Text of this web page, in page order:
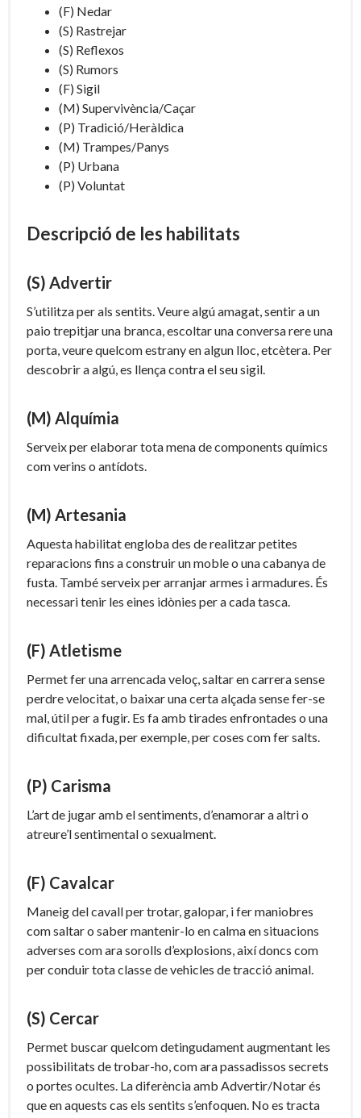
(F) Nedar
(S) Rastrejar
(S) Reflexos
(S) Rumors
(F) Sigil
(M) Supervivència/Caçar
(P) Tradició/Heràldica
(M) Trampes/Panys
(P) Urbana
(P) Voluntat
Descripció de les habilitats
(S) Advertir
S’utilitza per als sentits. Veure algú amagat, sentir a un
paio trepitjar una branca, escoltar una conversa rere una
porta, veure quelcom estrany en algun lloc, etcètera. Per
descobrir a algú, es llença contra el seu sigil.
(M) Alquímia
Serveix per elaborar tota mena de components químics
com verins o antídots.
(M) Artesania
Aquesta habilitat engloba des de realitzar petites
reparacions fins a construir un moble o una cabanya de
fusta. També serveix per arranjar armes i armadures. És
necessari tenir les eines idònies per a cada tasca.
(F) Atletisme
Permet fer una arrencada veloç, saltar en carrera sense
perdre velocitat, o baixar una certa alçada sense fer-se
mal, útil per a fugir. Es fa amb tirades enfrontades o una
dificultat fixada, per exemple, per coses com fer salts.
(P) Carisma
L’art de jugar amb el sentiments, d’enamorar a altri o
atreure’l sentimental o sexualment.
(F) Cavalcar
Maneig del cavall per trotar, galopar, i fer maniobres
com saltar o saber mantenir-lo en calma en situacions
adverses com ara sorolls d’explosions, així doncs com
per conduir tota classe de vehicles de tracció animal.
(S) Cercar
Permet buscar quelcom detingudament augmentant les
possibilitats de trobar-ho, com ara passadissos secrets
o portes ocultes. La diferència amb Advertir/Notar és
que en aquests cas els sentits s’enfoquen. No es tracta